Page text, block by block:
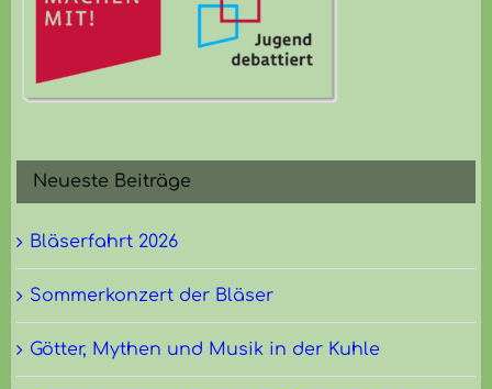
Neueste Beiträge
Bläserfahrt 2026
Sommerkonzert der Bläser
Götter, Mythen und Musik in der Kuhle